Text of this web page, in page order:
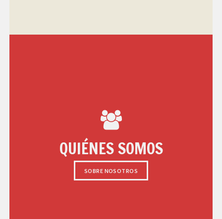
QUIÉNES SOMOS
SOBRE NOSOTROS